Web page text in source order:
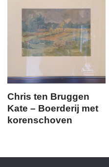
Chris ten Bruggen
Kate – Boerderij met
korenschoven